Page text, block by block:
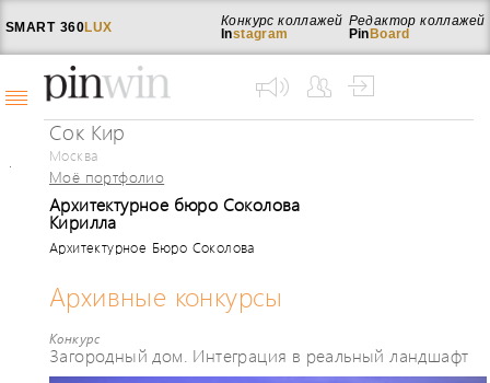
SMART 360LUX
Редактор коллажей
Pin Board
Конкурс коллажей
Instagram
Сок Кир
Москва
Моё портфолио
Архитектурное бюро Соколова
Кирилла
Архитектурное Бюро Соколова
Архивные конкурсы
Конкурс
Загородный дом. Интеграция в реальный ландшафт